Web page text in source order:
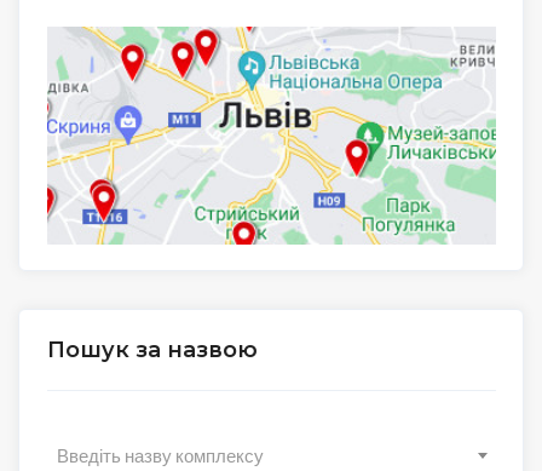
Пошук за назвою
Введіть назву комплексу